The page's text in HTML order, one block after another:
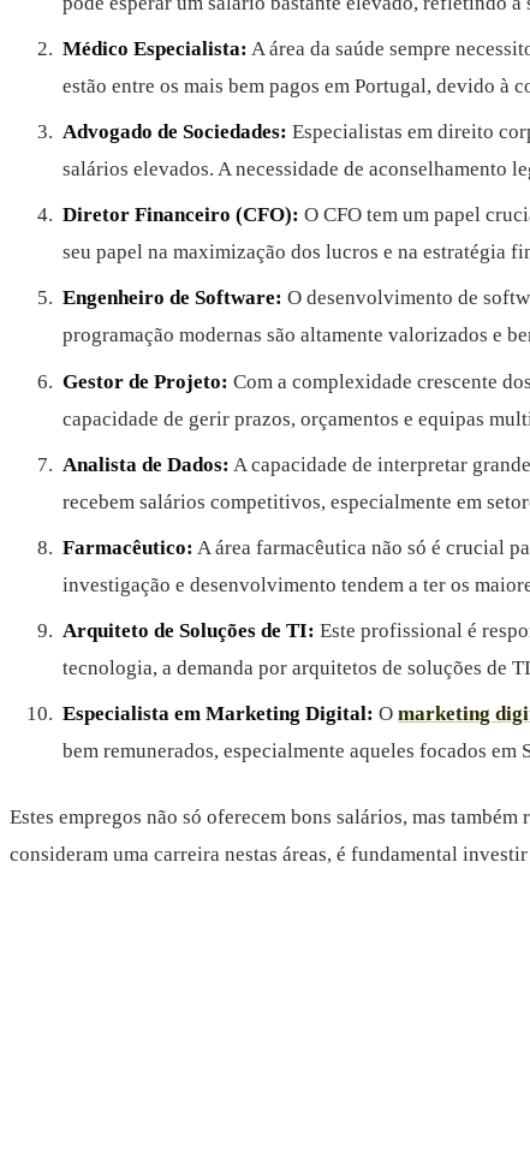
Médico Especialista: A área da saúde sempre
estão entre os mais bem pagos em Portugal, devido à
Advogado de Sociedades: Especialistas em direito
salários elevados. A necessidade de aconselhamento
Diretor Financeiro (CFO): O CFO tem um papel
seu papel na maximização dos lucros e na estratégia
Engenheiro de Software: O desenvolvimento de
programação modernas são altamente valorizados e
Gestor de Projeto: Com a complexidade crescente
capacidade de gerir prazos, orçamentos e equipas
Analista de Dados: A capacidade de interpretar
recebem salários competitivos, especialmente em
Farmacêutico: A área farmacêutica não só é crucial
investigação e desenvolvimento tendem a ter os
Arquiteto de Soluções de TI: Este profissional é
tecnologia, a demanda por arquitetos de soluções de
Especialista em Marketing Digital: O marketing
bem remunerados, especialmente aqueles focados em
Estes empregos não só oferecem bons salários, mas
consideram uma carreira nestas áreas, é fundamental